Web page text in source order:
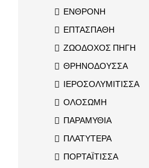
ΕΝΘΡΟΝΗ
ΕΠΤΑΣΠΑΘΗ
ΖΩΟΔΟΧΟΣ ΠΗΓΗ
ΘΡΗΝΟΔΟΥΣΣΑ
ΙΕΡΟΣΟΛΥΜΙΤΙΣΣΑ
ΟΛΟΣΩΜΗ
ΠΑΡΑΜΥΘΙΑ
ΠΛΑΤΥΤΕΡΑ
ΠΟΡΤΑΪΤΙΣΣΑ